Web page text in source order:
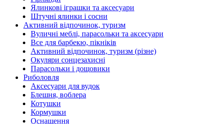
Ялинкові іграшки та аксесуари
Штучні ялинки і сосни
Активний відпочинок, туризм
Вуличні меблі, парасольки та аксесуари
Все для барбекю, пікніків
Активний відпочинок, туризм (різне)
Окуляри сонцезахисні
Парасольки і дощовики
Риболовля
Аксесуари для вудок
Блешня, воблера
Котушки
Кормушки
Оснащення